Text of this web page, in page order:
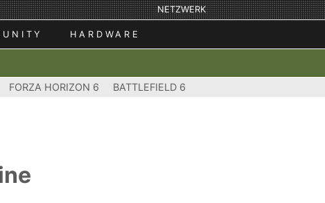
NETZWERK
HARDWARE
FORZA HORIZON 6 BATTLEFIELD 6